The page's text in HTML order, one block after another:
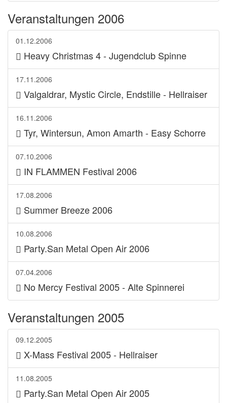
Veranstaltungen 2006
01.12.2006
Heavy Christmas 4 - Jugendclub Spinne
17.11.2006
Valgaldrar, Mystic Circle, Endstille - Hellraiser
16.11.2006
Tyr, Wintersun, Amon Amarth - Easy Schorre
07.10.2006
IN FLAMMEN Festival 2006
17.08.2006
Summer Breeze 2006
10.08.2006
Party.San Metal Open Air 2006
07.04.2006
No Mercy Festival 2005 - Alte Spinnerei
Veranstaltungen 2005
09.12.2005
X-Mass Festival 2005 - Hellraiser
11.08.2005
Party.San Metal Open Air 2005